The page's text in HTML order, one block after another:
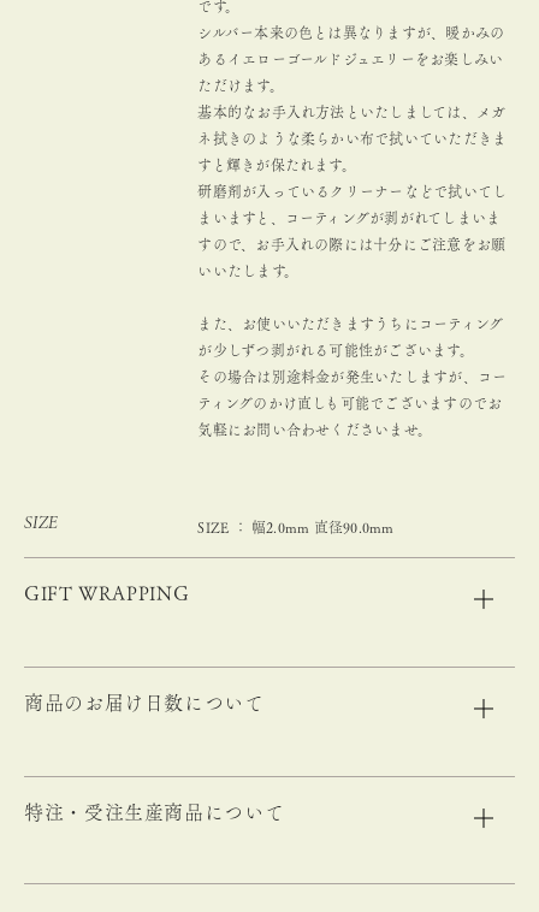
です。
シルバー本来の色とは異なりますが、暖かみの
あるイエローゴールドジュエリーをお楽しみい
ただけます。
基本的なお手入れ方法といたしましては、メガ
ネ拭きのような柔らかい布で拭いていただきま
すと輝きが保たれます。
研磨剤が入っているクリーナーなどで拭いてし
まいますと、コーティングが剥がれてしまいま
すので、お手入れの際には十分にご注意をお願
いいたします。
また、お使いいただきますうちにコーティング
が少しずつ剥がれる可能性がございます。
その場合は別途料金が発生いたしますが、コー
ティングのかけ直しも可能でございますのでお
気軽にお問い合わせくださいませ。
SIZE SIZE ： 幅2.0mm 直径90.0mm
GIFT WRAPPING
商品のお届け日数について
特注・受注生産商品について